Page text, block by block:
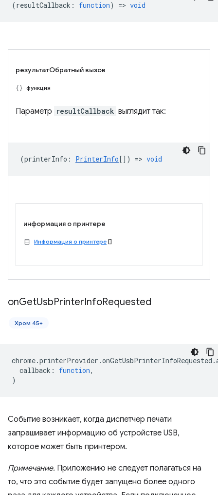
(resultCallback : function) => void
результатОбратный вызов
функция
Параметр resultCallback выглядит так:
(printerInfo : PrinterInfo[]) => void
информация о принтере
Информация о принтере []
onGetUsbPrinterInfoRequested
Хром 45+
chrome.printerProvider .onGetUsbPrinterInfoRequested .
callback : function,
)
Событие возникает, когда диспетчер печати
запрашивает информацию об устройстве USB,
которое может быть принтером.
Примечание. Приложению не следует полагаться на
то, что это событие будет запущено более одного